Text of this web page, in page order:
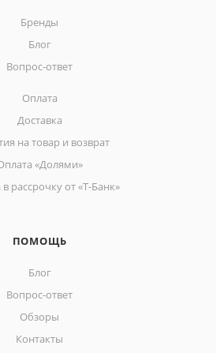
Бренды
Блог
Вопрос-ответ
Оплата
Доставка
на товар и возврат
«Долями»
рассрочку от «Т-Банк»
ПОМОЩЬ
Блог
Вопрос-ответ
Обзоры
Контакты